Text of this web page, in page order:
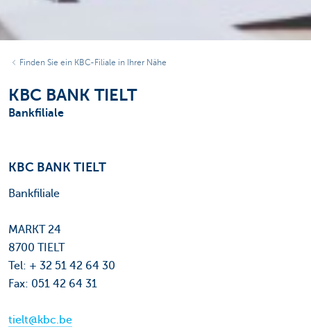
Finden Sie ein KBC-Filiale in Ihrer Nähe
KBC BANK TIELT
Bankfiliale
KBC BANK TIELT
Bankfiliale
MARKT 24
8700 TIELT
Tel: + 32 51 42 64 30
Fax: 051 42 64 31
tielt@kbc.be